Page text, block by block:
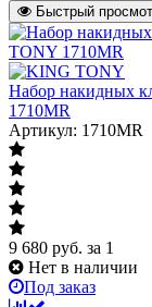
Быстрый
Набор накидных
1710MR
Артикул: 1710MR
9 680 руб. за 1
Нет в наличии
Под заказ